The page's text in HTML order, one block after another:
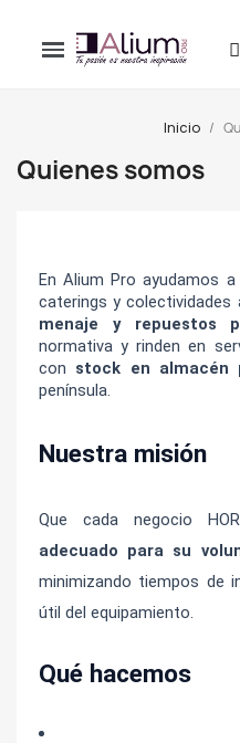
Inicio
Quienes somos
En Alium Pro ayudamos
caterings y colectividades
menaje y repuestos
normativa y rinden en
con stock en almacén
península.
Nuestra misión
Que cada negocio
adecuado para su
minimizando tiempos de
útil del equipamiento.
Qué hacemos